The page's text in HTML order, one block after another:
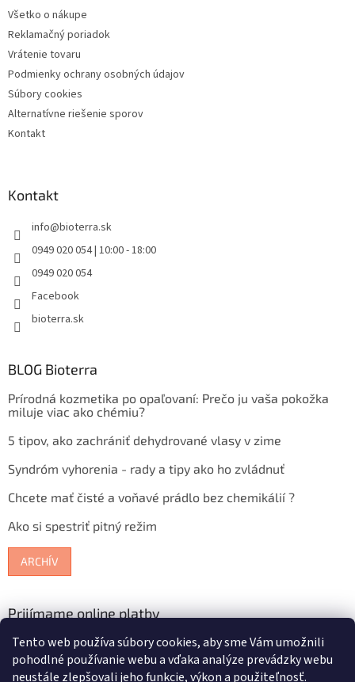
Tento web používa súbory cookies, aby sme Vám umožnili
pohodlné používanie webu a vďaka analýze prevádzky webu
neustále zlepšovali jeho funkcie, výkon a použiteľnosť.
Všetko o nákupe
Reklamačný poriadok
Vrátenie tovaru
Podmienky ochrany osobných údajov
Súbory cookies
Alternatívne riešenie sporov
Kontakt
Kontakt
info@bioterra.sk
0949 020 054 | 10:00 - 18:00
0949 020 054
Facebook
bioterra.sk
BLOG Bioterra
Prírodná kozmetika po opaľovaní: Prečo ju vaša pokožka
miluje viac ako chémiu?
5 tipov, ako zachrániť dehydrované vlasy v zime
Syndróm vyhorenia - rady a tipy ako ho zvládnuť
Chcete mať čisté a voňavé prádlo bez chemikálií ?
Ako si spestriť pitný režim
ARCHÍV
Prijímame online platby